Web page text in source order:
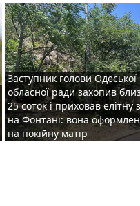
Заступник голови Одеської
обласної ради захопив
25 соток і приховав елітну
на Фонтані: вона
на покійну матір